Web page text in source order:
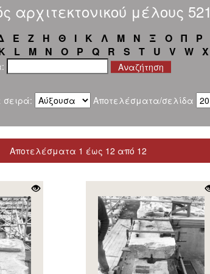
αρχιτεκτονικού μέλους 521
Ε Ζ Η Θ Ι Κ Λ Μ Ν Ξ Ο Π Ρ
L M N O P Q R S T U V W X
σειρά: Αποτελέσματα/σελίδα
Αποτελέσματα 1 έως 12 από 12